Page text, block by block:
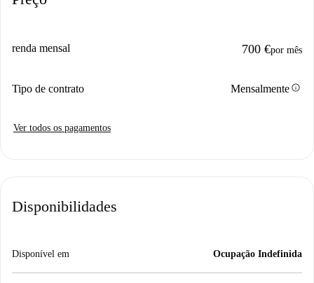
renda mensal 700 €por mês
Tipo de contrato Mensalmenteinfo
Ver todos os pagamentos
Disponibilidades
Disponível em Ocupação Indefinida